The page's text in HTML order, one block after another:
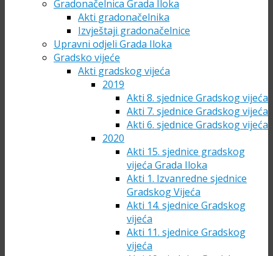
Gradonačelnica Grada Iloka
Akti gradonačelnika
Izvještaji gradonačelnice
Upravni odjeli Grada Iloka
Gradsko vijeće
Akti gradskog vijeća
2019
Akti 8. sjednice Gradskog vijeća
Akti 7. sjednice Gradskog vijeća
Akti 6. sjednice Gradskog vijeća
2020
Akti 15. sjednice gradskog
vijeća Grada Iloka
Akti 1. Izvanredne sjednice
Gradskog Vijeća
Akti 14. sjednice Gradskog
vijeća
Akti 11. sjednice Gradskog
vijeća